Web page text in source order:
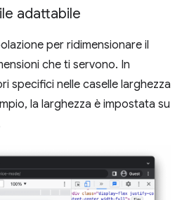
adattabile
per ridimensionare il
che ti servono. In
specifici nelle caselle larghezza
la larghezza è impostata su